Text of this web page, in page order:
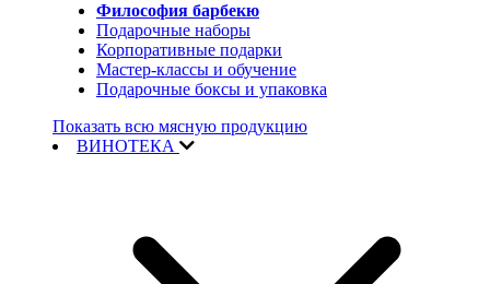
Философия барбекю
Подарочные наборы
Корпоративные подарки
Мастер-классы и обучение
Подарочные боксы и упаковка
Показать всю мясную продукцию
ВИНОТЕКА